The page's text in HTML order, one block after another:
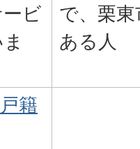
ビ
で、栗
ある人
籍